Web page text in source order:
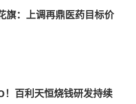
旗：上调再鼎医药目标价
百利天恒烧钱研发持续